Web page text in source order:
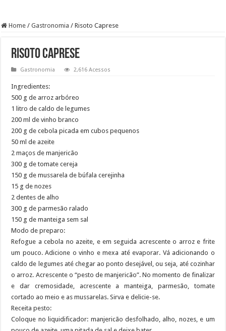
Home / Gastronomia / Risoto Caprese
Risoto Caprese
Gastronomia 2,616 Acessos
Ingredientes:
500 g de arroz arbóreo
1 litro de caldo de legumes
200 ml de vinho branco
200 g de cebola picada em cubos pequenos
50 ml de azeite
2 maços de manjericão
300 g de tomate cereja
150 g de mussarela de búfala cerejinha
15 g de nozes
2 dentes de alho
300 g de parmesão ralado
150 g de manteiga sem sal
Modo de preparo:
Refogue a cebola no azeite, e em seguida acrescente o arroz e frite
um pouco. Adicione o vinho e mexa até evaporar. Vá adicionando o
caldo de legumes até chegar ao ponto desejável, ou seja, até cozinhar
o arroz. Acrescente o “pesto de manjericão”. No momento de finalizar
e dar cremosidade, acrescente a manteiga, parmesão, tomate
cortado ao meio e as mussarelas. Sirva e delicie-se.
Receita pesto:
Coloque no liquidificador: manjericão desfolhado, alho, nozes, e um